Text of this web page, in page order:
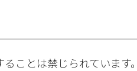
ことは禁じられています。